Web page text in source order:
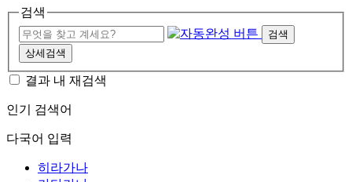
검색
검색
상세검색
결과 내 재검색
인기 검색어
다국어 입력
히라가나